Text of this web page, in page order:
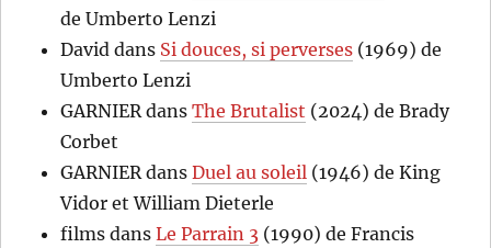
de Umberto Lenzi
David dans Si douces, si perverses (1969) de
Umberto Lenzi
GARNIER dansThe Brutalist (2024) de Brady
Corbet
GARNIER dansDuel au soleil (1946) de King
Vidor et William Dieterle
films dansLe Parrain 3 (1990) de Francis